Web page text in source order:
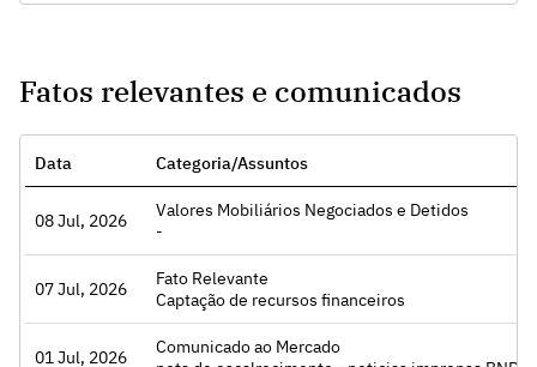
Fatos relevantes e comunicados
Data Categoria/Assuntos
08 Jul, 2026
Valores Mobiliários Negociados e Detidos
-
07 Jul, 2026
Fato Relevante
Captação de recursos financeiros
01 Jul, 2026
Comunicado ao Mercado